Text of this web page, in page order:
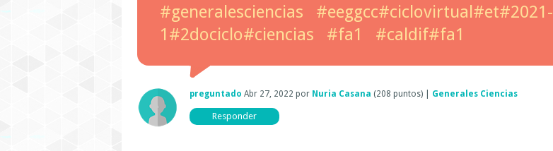
#generalesciencias
#eeggcc#ciclovirtual#et#2021-
1#2dociclo#ciencias
#fa1 #caldif#fa1
preguntado Abr 27, 2022 por Nuria Casana (208 puntos) Generales Ciencias